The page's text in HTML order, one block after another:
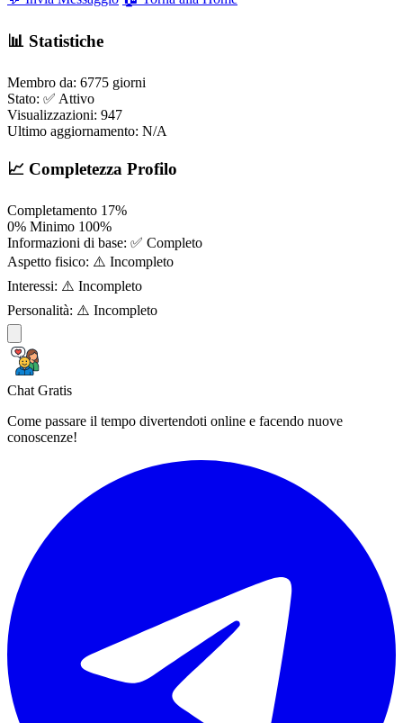
📊 Statistiche
Membro da: 6775 giorni
Stato: ✅ Attivo
Visualizzazioni: 947
Ultimo aggiornamento: N/A
📈 Completezza Profilo
Completamento 17%
0% Minimo 100%
Informazioni di base: ✅ Completo
Aspetto fisico: ⚠️ Incompleto
Interessi: ⚠️ Incompleto
Personalità: ⚠️ Incompleto
Chat Gratis
Come passare il tempo divertendoti online e facendo nuove
conoscenze!